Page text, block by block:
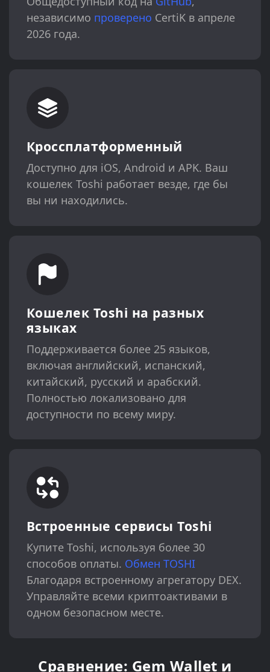
независимо проверено CertiK в апреле
2026 года.
Кроссплатформенный
Доступно для iOS, Android и APK. Ваш
кошелек Toshi работает везде, где бы
вы ни находились.
Кошелек Toshi на разных
языках
Поддерживается более 25 языков,
включая английский, испанский,
китайский, русский и арабский.
Полностью локализовано для
доступности по всему миру.
Встроенные сервисы Toshi
Купите Toshi, используя более 30
способов оплаты. Обмен TOSHI
Благодаря встроенному агрегатору DEX.
Управляйте всеми криптоактивами в
одном безопасном месте.
Сравнение: Gem Wallet и